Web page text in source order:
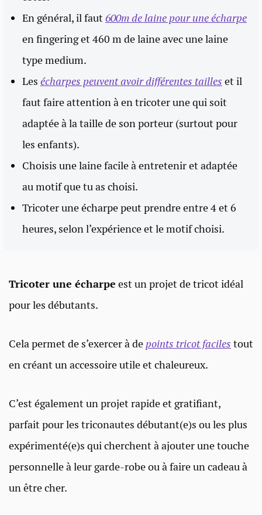
En général, il faut600m de laine pour une écharpe
en fingering et 460 m de laine avec une laine
type medium.
Les écharpes peuvent avoir différentes tailles et il
faut faire attention à en tricoter une qui soit
adaptée à la taille de son porteur (surtout pour
les enfants).
Choisis une laine facile à entretenir et adaptée
au motif que tu as choisi.
Tricoter une écharpe peut prendre entre 4 et 6
heures, selon l’expérience et le motif choisi.
Tricoter une écharpe est un projet de tricot idéal
pour les débutants.
Cela permet de s’exercer à de points tricot faciles tout
en créant un accessoire utile et chaleureux.
C’est également un projet rapide et gratifiant,
parfait pour les triconautes débutant(e)s ou les plus
expérimenté(e)s qui cherchent à ajouter une touche
personnelle à leur garde-robe ou à faire un cadeau à
un être cher.